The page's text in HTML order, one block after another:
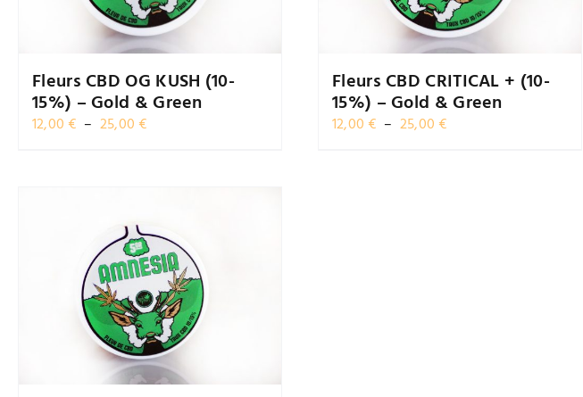
Fleurs CBD OG KUSH (10-
15%) – Gold & Green
12,00€ – 25,00€Plage
25,00 €
Fleurs CBD CRITICAL + (10-
15%) – Gold & Green
12,00€ – 25,00€Plage